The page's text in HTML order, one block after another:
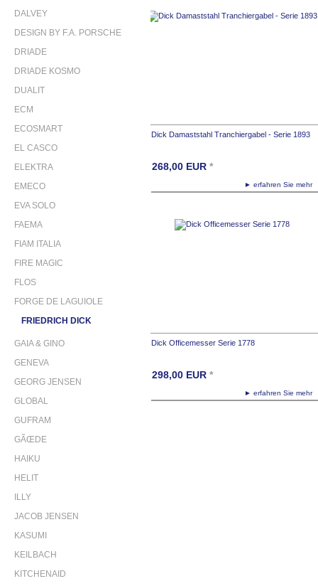
DALVEY
DESIGN BY F.A. PORSCHE
DRIADE
DRIADE KOSMO
DUALIT
ECM
ECOSMART
EL CASCO
ELEKTRA
EMECO
EVA SOLO
FAEMA
FIAM ITALIA
FIRE MAGIC
FLOS
FORGE DE LAGUIOLE
FRIEDRICH DICK
GAIA & GINO
GENEVA
GEORG JENSEN
GLOBAL
GUFRAM
GÃŒDE
HAIKU
HELIT
ILLY
JACOB JENSEN
KASUMI
KEILBACH
KITCHENAID
Dick Damaststahl Tranchiergabel - Serie 1893
► erfahren Sie
268,00 EUR *
Dick Officemesser Serie 1778
► erfahren Sie
298,00 EUR *